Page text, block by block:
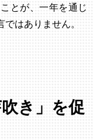
とが、一年を通じ
はありません。
き」を促